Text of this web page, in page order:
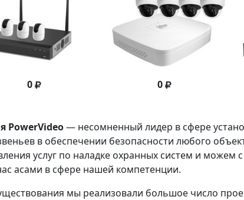
0 0
PowerVideo— несомненный лидер в сфере
в обеспечении безопасности любого
услуг по наладке охранных систем и можем
асами в сфере нашей компетенции.
мы реализовали большое число